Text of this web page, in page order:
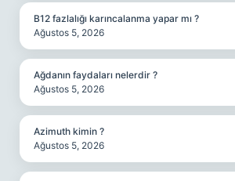
B12 fazlalığı karıncalanma yapar mı ?
Ağustos 5, 2026
Ağdanın faydaları nelerdir ?
Ağustos 5, 2026
Azimuth kimin ?
Ağustos 5, 2026